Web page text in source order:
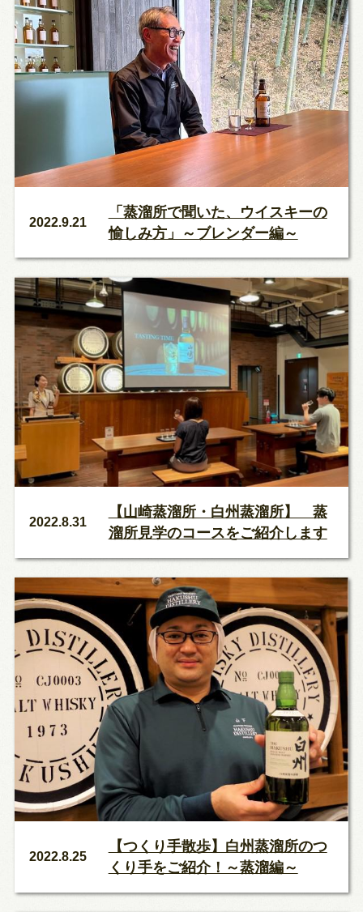
2022.9.21
「蒸溜所で聞いた、ウイスキーの
愉しみ方」～ブレンダー編～
2022.8.31
【山崎蒸溜所・白州蒸溜所】 蒸
溜所見学のコースをご紹介します
2022.8.25
【つくり手散歩】白州蒸溜所のつ
くり手をご紹介！～蒸溜編～